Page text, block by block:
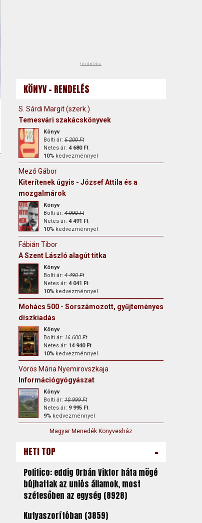
hirdetés
KÖNYV - RENDELÉS
S. Sárdi Margit (szerk.)
Temesvári szakácskönyvek
Könyv
Bolti ár:5 200 Ft
Netes ár: 4 680 Ft
10%kedvezménnyel
Mező Gábor
Kiterítenek úgyis - József Attila és a
mozgalmárok
Könyv
Bolti ár:4 990 Ft
Netes ár: 4 491 Ft
10%kedvezménnyel
Fábián Tibor
A Szent László alagút titka
Könyv
Bolti ár:4 490 Ft
Netes ár: 4 041 Ft
10%kedvezménnyel
Mohács 500 - Sorszámozott, gyűjteményes
díszkiadás
Könyv
Bolti ár:16 600 Ft
Netes ár: 14 940 Ft
10%kedvezménnyel
Vörös Mária Nyemirovszkaja
Információgyógyászat
Könyv
Bolti ár:10 999 Ft
Netes ár: 9 995 Ft
9%kedvezménnyel
Magyar Menedék Könyvesház
HETI TOP -
Politico: eddig Orbán Viktor háta mögé
bújhattak az uniós államok, most
szétesőben az egység (8928)
Kutyaszorítóban (3859)